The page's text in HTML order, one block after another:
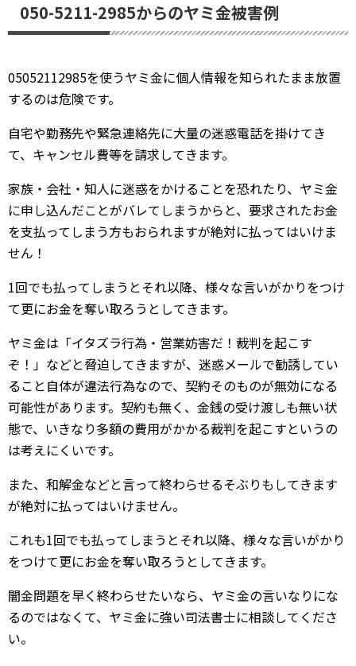
050-5211-2985からのヤミ金被害例
05052112985を使うヤミ金に個人情報を知られたまま放置
するのは危険です。
自宅や勤務先や緊急連絡先に大量の迷惑電話を掛けてき
て、キャンセル費等を請求してきます。
家族・会社・知人に迷惑をかけることを恐れたり、ヤミ金
に申し込んだことがバレてしまうからと、要求されたお金
を支払ってしまう方もおられますが絶対に払ってはいけま
せん！
1回でも払ってしまうとそれ以降、様々な言いがかりをつけ
て更にお金を奪い取ろうとしてきます。
ヤミ金は「イタズラ行為・営業妨害だ！裁判を起こす
ぞ！」などと脅迫してきますが、迷惑メールで勧誘してい
ること自体が違法行為なので、契約そのものが無効になる
可能性があります。契約も無く、金銭の受け渡しも無い状
態で、いきなり多額の費用がかかる裁判を起こすというの
は考えにくいです。
また、和解金などと言って終わらせるそぶりもしてきます
が絶対に払ってはいけません。
これも1回でも払ってしまうとそれ以降、様々な言いがかり
をつけて更にお金を奪い取ろうとしてきます。
闇金問題を早く終わらせたいなら、ヤミ金の言いなりにな
るのではなくて、ヤミ金に強い司法書士に相談してくださ
い。